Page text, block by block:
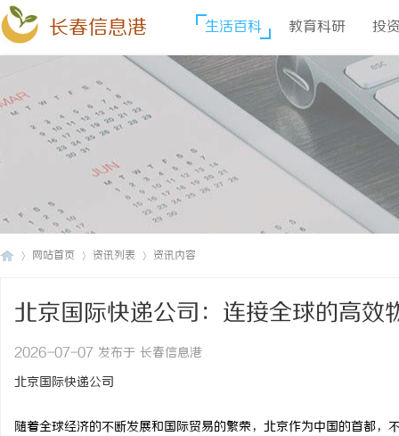
长春信息港 生活百科 教育科研 投
网站首页 资讯列表 资讯内容
北京国际快递公司：连接全球的高效
2026-07-07 发布于 长春信息港
北京国际快递公司
随着全球经济的不断发展和国际贸易的繁荣，北京作为中国的首都